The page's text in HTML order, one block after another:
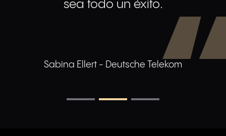
sea todo un éxito.
Sabina Ellert - Deutsche Telekom